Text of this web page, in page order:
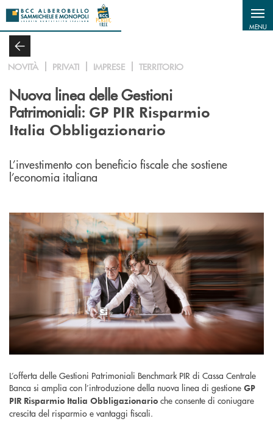
Salta al contenuto principale
MENU
NOVITÀ PRIVATI IMPRESE TERRITORIO
Nuova linea delle Gestioni
Patrimoniali: GP PIR Risparmio
Italia Obbligazionario
L’investimento con beneficio fiscale che sostiene
l’economia italiana
L’offerta delle Gestioni Patrimoniali Benchmark PIR di Cassa Centrale
Banca si amplia con l’introduzione della nuova linea di gestione GP
PIR Risparmio Italia Obbligazionario che consente di coniugare
crescita del risparmio e vantaggi fiscali.